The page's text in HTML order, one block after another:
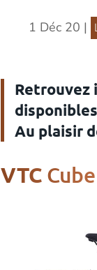
1 Déc 20 |
Retrouvez
Au plaisir
VTC